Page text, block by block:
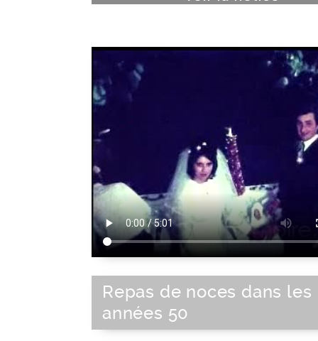
Repas de noces dans les
années 50